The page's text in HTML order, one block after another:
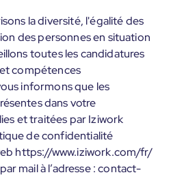
la diversité, l'égalité des
des personnes en situation
toutes les candidatures
compétences
informons que les
dans votre
et traitées par Iziwork
de confidentialité
https://www.iziwork.com/fr/
mail à l’adresse : contact-